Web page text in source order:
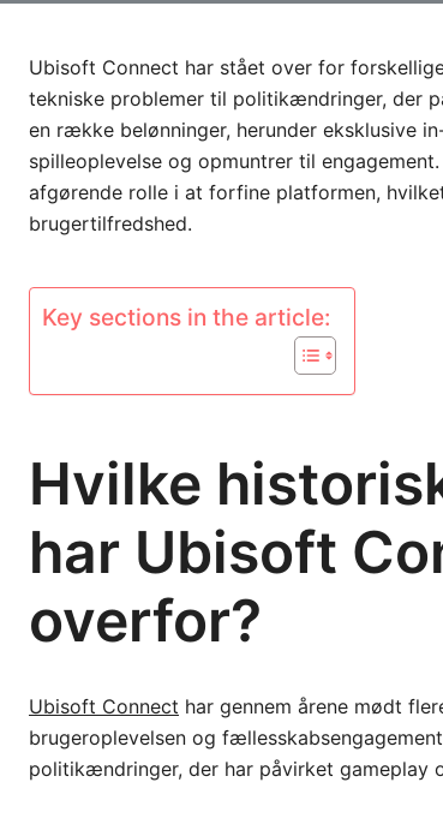
Ubisoft Connect har stået over for
tekniske problemer til politikændringer, der
en række belønninger, herunder eksklusive
spilleoplevelse og opmuntrer til
afgørende rolle i at forfine platformen,
brugertilfredshed.
Key sections in the article:
Hvilke
har Ubisoft
overfor?
Ubisoft Connect har gennem årene mødt
brugeroplevelsen og
politikændringer, der har påvirket gameplay